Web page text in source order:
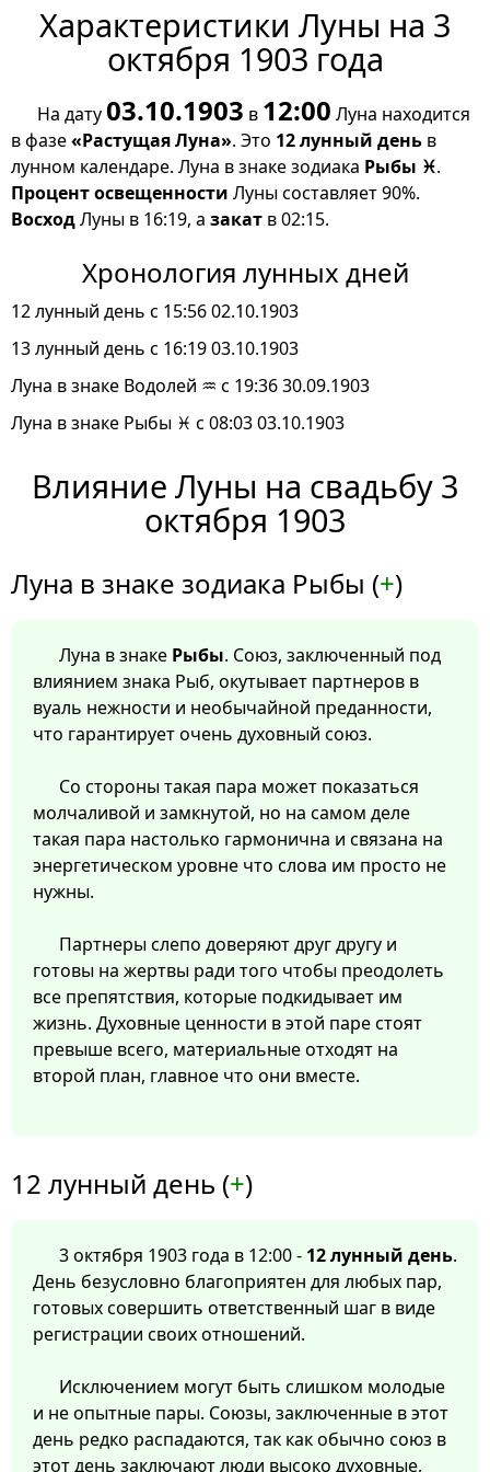
Характеристики Луны на 3
октября 1903 года
На дату03.10.1903 в 12:00 Луна находится
в фазе«Растущая Луна». Это 12 лунный день в
лунном календаре. Луна в знаке зодиака Рыбы ♓.
Процент освещенности Луны составляет 90%.
ВосходЛуны в 16:19, а закат в 02:15.
Хронология лунных дней
12 лунный день с 15:56 02.10.1903
13 лунный день с 16:19 03.10.1903
Луна в знаке Водолей ♒ с 19:36 30.09.1903
Луна в знаке Рыбы ♓ с 08:03 03.10.1903
Влияние Луны на свадьбу 3
октября 1903
Луна в знаке зодиака Рыбы (+)
Луна в знаке Рыбы. Союз, заключенный под
влиянием знака Рыб, окутывает партнеров в
вуаль нежности и необычайной преданности,
что гарантирует очень духовный союз.
Со стороны такая пара может показаться
молчаливой и замкнутой, но на самом деле
такая пара настолько гармонична и связана на
энергетическом уровне что слова им просто не
нужны.
Партнеры слепо доверяют друг другу и
готовы на жертвы ради того чтобы преодолеть
все препятствия, которые подкидывает им
жизнь. Духовные ценности в этой паре стоят
превыше всего, материальные отходят на
второй план, главное что они вместе.
12 лунный день (+)
3 октября 1903 года в 12:00 - 12 лунный день.
День безусловно благоприятен для любых пар,
готовых совершить ответственный шаг в виде
регистрации своих отношений.
Исключением могут быть слишком молодые
и не опытные пары. Союзы, заключенные в этот
день редко распадаются, так как обычно союз в
этот день заключают люди высоко духовные,